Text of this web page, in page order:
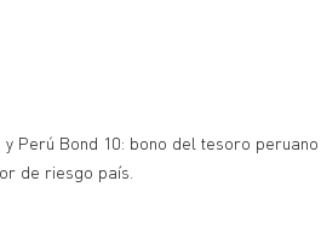
Perú Bond 10: bono del tesoro
de riesgo país.